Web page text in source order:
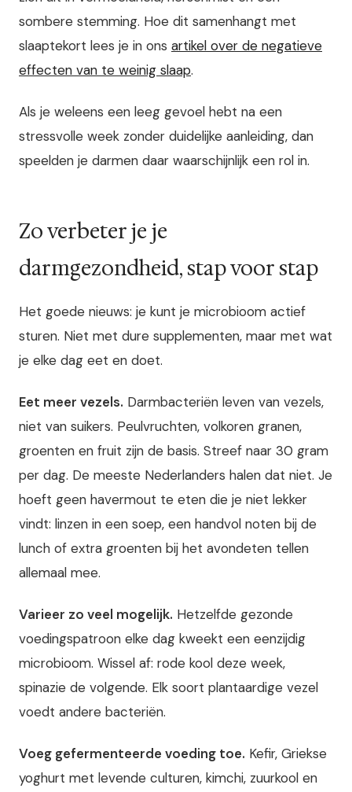
sombere stemming. Hoe dit samenhangt met
slaaptekort lees je in ons artikel over de negatieve
effecten van te weinig slaap.
Als je weleens een leeg gevoel hebt na een
stressvolle week zonder duidelijke aanleiding, dan
speelden je darmen daar waarschijnlijk een rol in.
Zo verbeter je je
darmgezondheid, stap voor stap
Het goede nieuws: je kunt je microbioom actief
sturen. Niet met dure supplementen, maar met wat
je elke dag eet en doet.
Eet meer vezels. Darmbacteriën leven van vezels,
niet van suikers. Peulvruchten, volkoren granen,
groenten en fruit zijn de basis. Streef naar 30 gram
per dag. De meeste Nederlanders halen dat niet. Je
hoeft geen havermout te eten die je niet lekker
vindt: linzen in een soep, een handvol noten bij de
lunch of extra groenten bij het avondeten tellen
allemaal mee.
Varieer zo veel mogelijk. Hetzelfde gezonde
voedingspatroon elke dag kweekt een eenzijdig
microbioom. Wissel af: rode kool deze week,
spinazie de volgende. Elk soort plantaardige vezel
voedt andere bacteriën.
Voeg gefermenteerde voeding toe. Kefir, Griekse
yoghurt met levende culturen, kimchi, zuurkool en